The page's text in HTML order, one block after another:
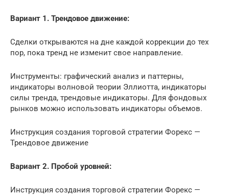
Вариант 1. Трендовое движение:
Сделки открываются на дне каждой коррекции до тех
пор, пока тренд не изменит свое направление.
Инструменты: графический анализ и паттерны,
индикаторы волновой теории Эллиотта, индикаторы
силы тренда, трендовые индикаторы. Для фондовых
рынков можно использовать индикаторы объемов.
Инструкция создания торговой стратегии Форекс —
Трендовое движение
Вариант 2. Пробой уровней:
Инструкция создания торговой стратегии Форекс —